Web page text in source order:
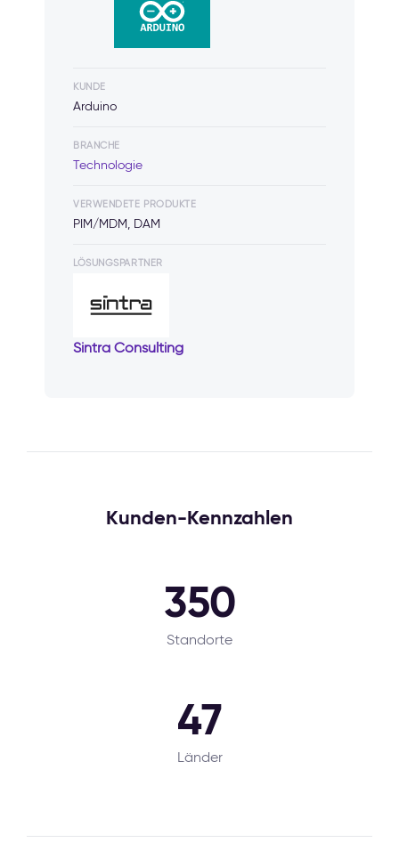
KUNDE
Arduino
BRANCHE
Technologie
VERWENDETE PRODUKTE
PIM/MDM, DAM
LÖSUNGSPARTNER
Sintra Consulting
Kunden-Kennzahlen
350
Standorte
47
Länder